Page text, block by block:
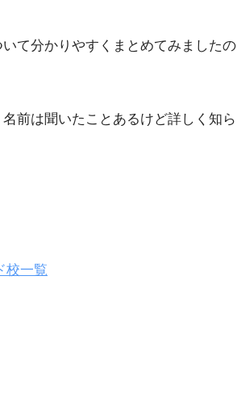
て分かりやすくまとめてみましたの
前は聞いたことあるけど詳しく知ら
校一覧